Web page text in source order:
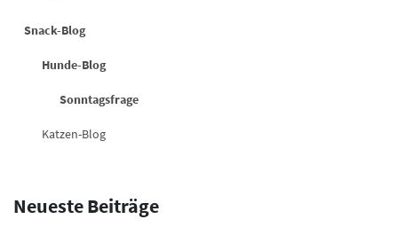
Snack-Blog
Hunde-Blog
Sonntagsfrage
Katzen-Blog
Neueste Beiträge